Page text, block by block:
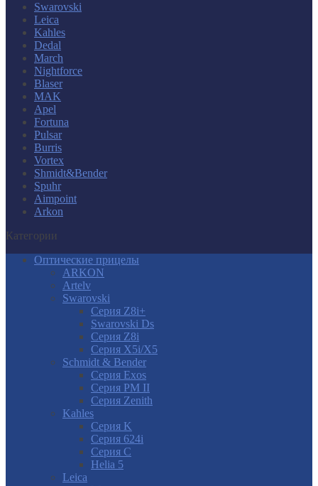
Swarovski
Leica
Kahles
Dedal
March
Nightforce
Blaser
MAK
Apel
Fortuna
Pulsar
Burris
Vortex
Shmidt&Bender
Spuhr
Aimpoint
Arkon
Категории
Оптические прицелы
ARKON
Artelv
Swarovski
Серия Z8i+
Swarovski Ds
Серия Z8i
Серия X5i/X5
Schmidt & Bender
Серия Exos
Серия PM II
Cерия Zenith
Kahles
Серия K
Серия 624i
Серия С
Helia 5
Leica